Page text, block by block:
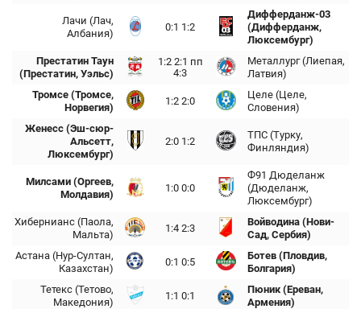
Лачи (Лач,
Албания)
0:1 1:2
Дифферданж-03
(Дифферданж,
Люксембург)
Престатин Таун
(Престатин, Уэльс)
1:2 2:1 пп
4:3
Металлург (Лиепая,
Латвия)
Тромсе (Тромсе,
Норвегия)
1:2 2:0
Целе (Целе,
Словения)
Женесс (Эш-сюр-
Альсетт,
Люксембург)
2:0 1:2
ТПС (Турку,
Финляндия)
Милсами (Оргеев,
Молдавия)
1:0 0:0
Ф91 Дюделанж
(Дюделанж,
Люксембург)
Хибернианс (Паола,
Мальта)
1:4 2:3
Войводина (Нови-
Сад, Сербия)
Астана (Нур-Султан,
Казахстан)
0:1 0:5
Ботев (Пловдив,
Болгария)
Тетекс (Тетово,
Македония)
1:1 0:1
Пюник (Ереван,
Армения)